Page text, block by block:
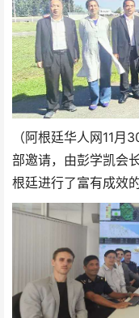
（阿根廷华人网11
部邀请，由彭学凯会
根廷进行了富有成效的